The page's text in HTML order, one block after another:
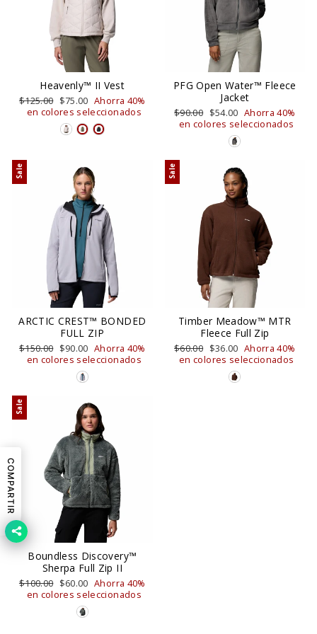
Heavenly™ II Vest
Precio
habitual
$125.00 Precio
de
oferta
$75.00 Ahorra 40%
en colores seleccionados
PFG Open Water™ Fleece
Jacket
Precio
habitual
$90.00 Precio
de
oferta
$54.00 Ahorra 40%
en colores seleccionados
Sale
ARCTIC CREST™ BONDED
FULL ZIP
Precio
habitual
$150.00 Precio
de
oferta
$90.00 Ahorra 40%
en colores seleccionados
Sale
Timber Meadow™ MTR
Fleece Full Zip
Precio
habitual
$60.00 Precio
de
oferta
$36.00 Ahorra 40%
en colores seleccionados
Sale
Boundless Discovery™
Sherpa Full Zip II
Precio
habitual
$100.00 Precio
de
oferta
$60.00 Ahorra 40%
en colores seleccionados
COMPARTIR